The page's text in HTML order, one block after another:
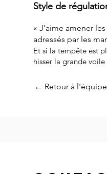
Style de
« J’aime amener
adressés par les
Et si la tempête est
hisser la grande
← Retour à l'équipe